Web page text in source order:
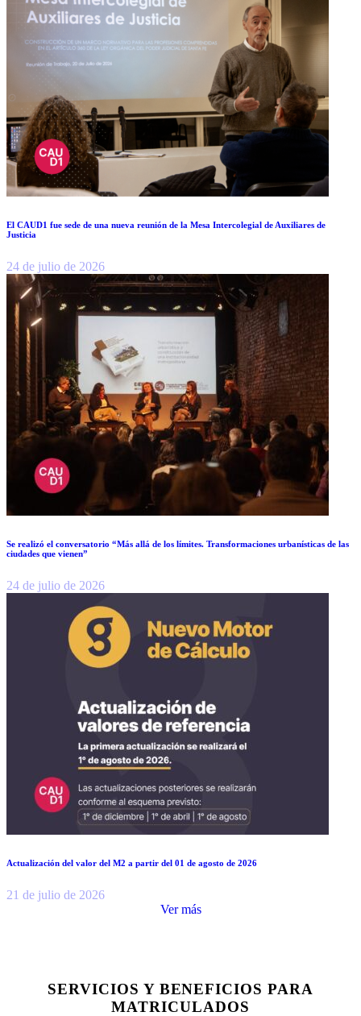
El CAUD1 fue sede de una nueva reunión de la Mesa Intercolegial de Auxiliares de
Justicia
24 de julio de 2026
Se realizó el conversatorio “Más allá de los límites. Transformaciones urbanísticas de las
ciudades que vienen”
24 de julio de 2026
Actualización del valor del M2 a partir del 01 de agosto de 2026
21 de julio de 2026
Ver más
SERVICIOS Y BENEFICIOS PARA
MATRICULADOS